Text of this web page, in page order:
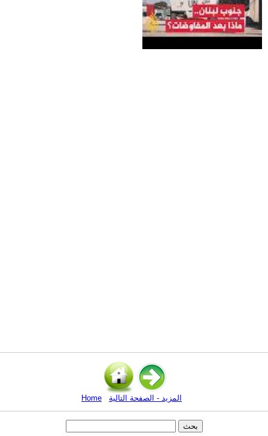
Home المزيد - الصفحة التالية